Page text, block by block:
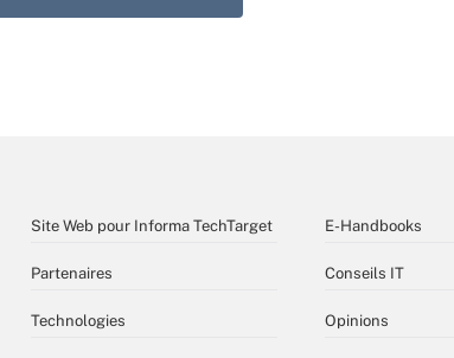
Site Web pour Informa TechTarget
Partenaires
Technologies
E-Handbooks
Conseils IT
Opinions